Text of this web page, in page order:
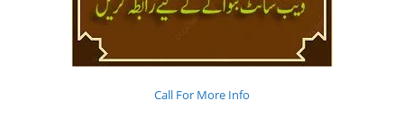
Call For More Info